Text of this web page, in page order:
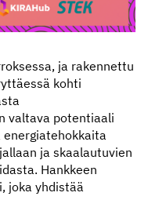
ja rakennettu
kohti
valtava potentiaali
ja skaalautuvien
Hankkeen
joka yhdistää